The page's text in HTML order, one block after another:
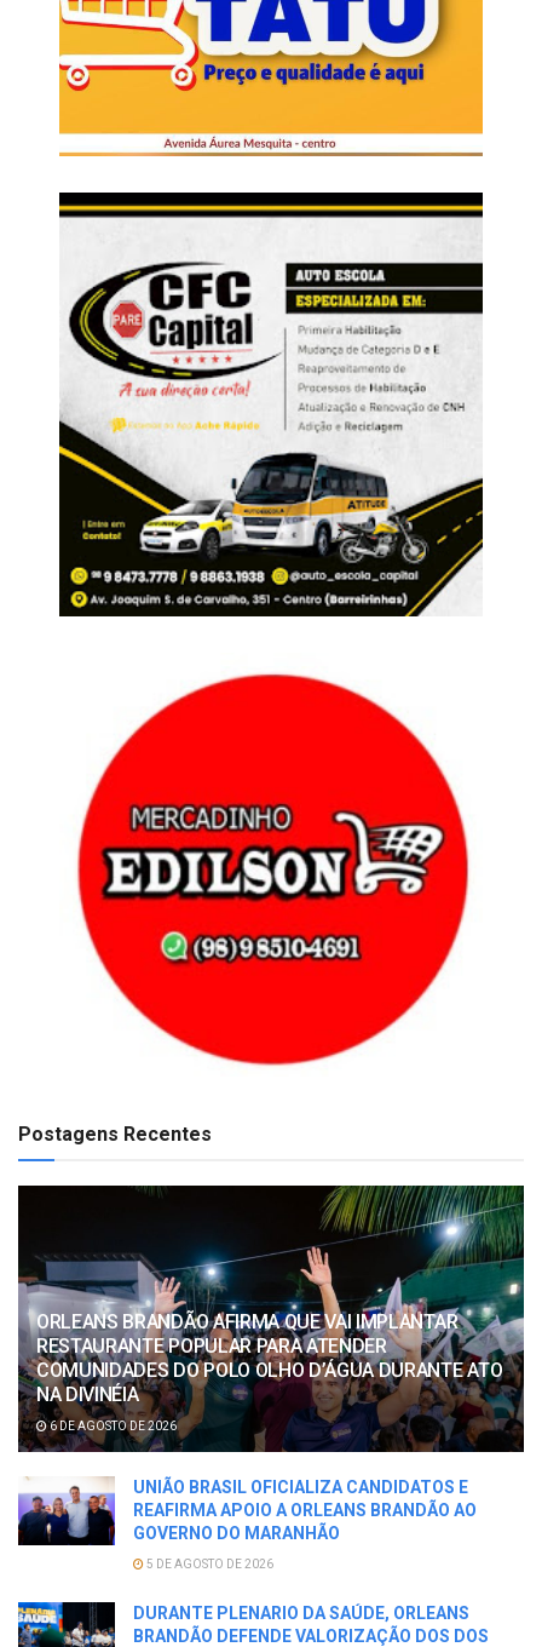
Postagens Recentes
ORLEANS BRANDÃO AFIRMA QUE VAI IMPLANTAR
RESTAURANTE POPULAR PARA ATENDER
COMUNIDADES DO POLO OLHO D’ÁGUA DURANTE ATO
NA DIVINÉIA
6 DE AGOSTO DE 2026
UNIÃO BRASIL OFICIALIZA CANDIDATOS E
REAFIRMA APOIO A ORLEANS BRANDÃO AO
GOVERNO DO MARANHÃO
5 DE AGOSTO DE 2026
DURANTE PLENARIO DA SAÚDE, ORLEANS
BRANDÃO DEFENDE VALORIZAÇÃO DOS DOS